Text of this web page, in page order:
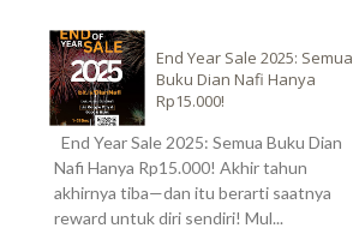
End Year Sale 2025: Semua
Buku Dian Nafi Hanya
Rp15.000!
End Year Sale 2025: Semua Buku Dian
Nafi Hanya Rp15.000! Akhir tahun
akhirnya tiba—dan itu berarti saatnya
reward untuk diri sendiri! Mul...